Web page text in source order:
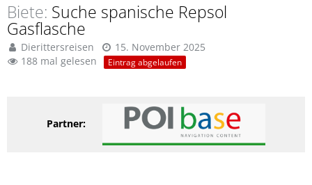
Biete Suche spanische Repsol
Gasflasche
Dierittersreisen
15. November 2025
188 mal gelesen
Eintrag abgelaufen
Partner: